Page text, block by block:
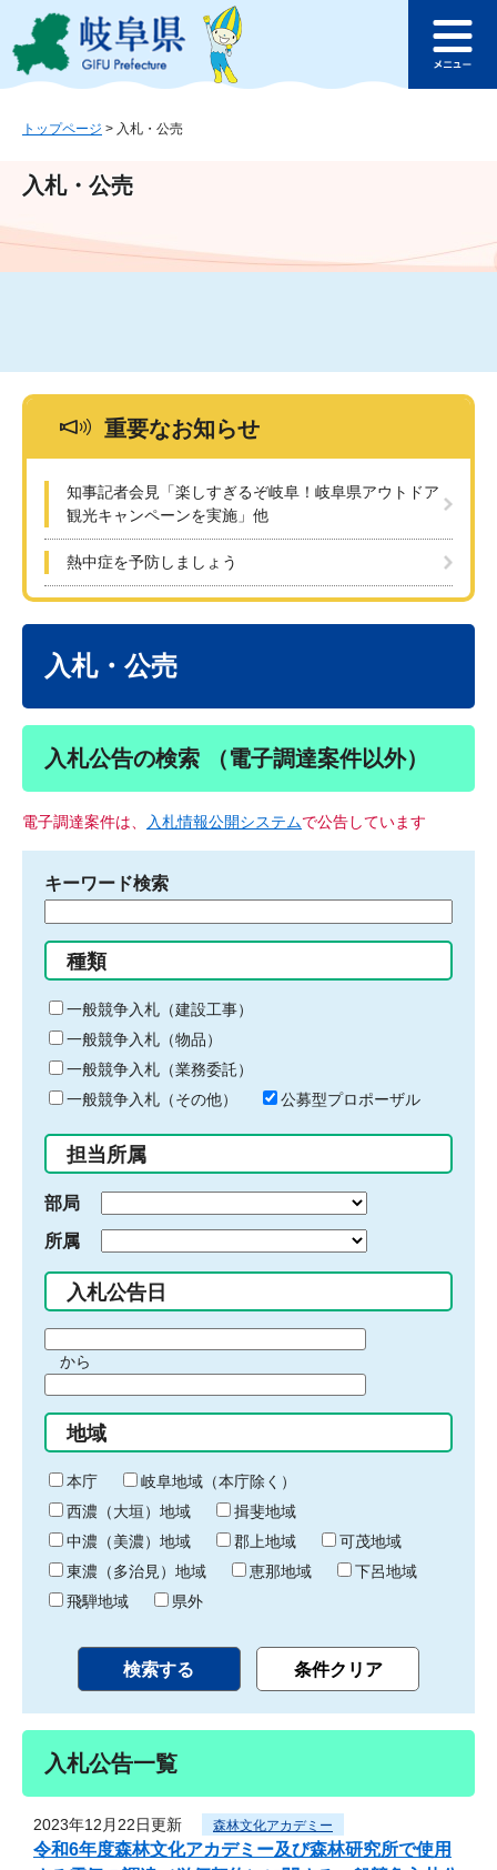
ジ
ュ
文
このページの本文へ
ュ
トップページ > 入札・公売
入札・公売
重要なお知らせ
知事記者会見「楽しすぎるぞ岐阜！岐阜県アウトドア
観光キャンペーンを実施」他
熱中症を予防しましょう
入札・公売
入札公告の検索 （電子調達案件以外）
電子調達案件は、 入札情報公開システムで公告しています
キーワード検索
る
キ
ー
ワ
ー
ド
入
力
種類
一般競争入札（建設工事）
一般競争入札（物品）
一般競争入札（業務委託）
一般競争入札（その他）
公募型プロポーザル
担当所属
部局
所属
入札公告日
間
始
り
から
間
終
わ
り
地域
本庁
岐阜地域（本庁除く）
西濃（大垣）地域
揖斐地域
中濃（美濃）地域
郡上地域
可茂地域
東濃（多治見）地域
恵那地域
下呂地域
飛騨地域
県外
入札公告一覧
2023年12月22日更新 森林文化アカデミー
令和6年度森林文化アカデミー及び森林研究所で使用